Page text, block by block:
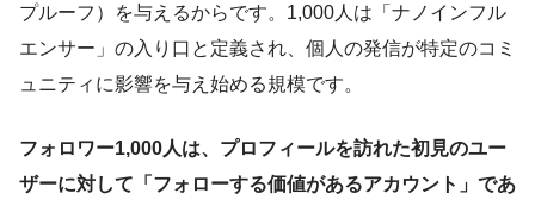
プルーフ）を与えるからです。1,000人は「ナノインフル
エンサー」の入り口と定義され、個人の発信が特定のコミ
ュニティに影響を与え始める規模です。
フォロワー1,000人は、プロフィールを訪れた初見のユー
ザーに対して「フォローする価値があるアカウント」であ